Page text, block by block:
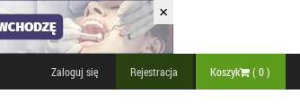
×
Zaloguj się Rejestracja Koszyk (0)